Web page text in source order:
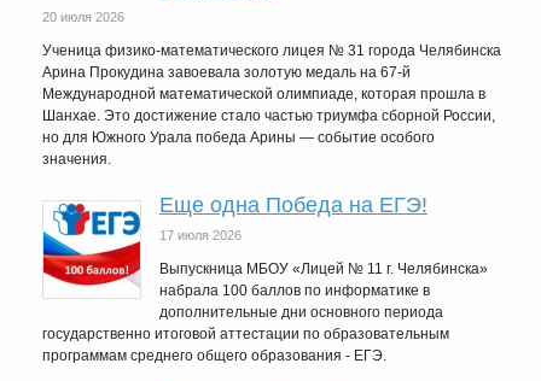
20 июля 2026
Ученица физико-математического лицея № 31 города Челябинска
Арина Прокудина завоевала золотую медаль на 67-й
Международной математической олимпиаде, которая прошла в
Шанхае. Это достижение стало частью триумфа сборной России,
но для Южного Урала победа Арины — событие особого
значения.
Еще одна Победа на ЕГЭ!
17 июля 2026
Выпускница МБОУ «Лицей № 11 г. Челябинска»
набрала 100 баллов по информатике в
дополнительные дни основного периода
государственно итоговой аттестации по образовательным
программам среднего общего образования - ЕГЭ.